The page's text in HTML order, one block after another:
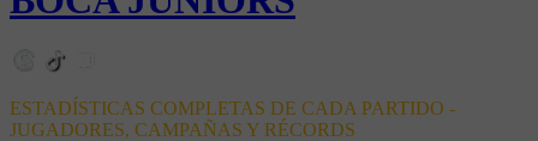
ESTADÍSTICAS COMPLETAS DE CADA PARTIDO -
JUGADORES, CAMPAÑAS Y RÉCORDS